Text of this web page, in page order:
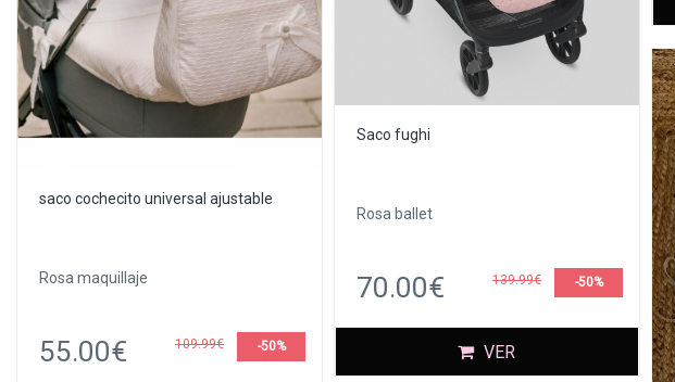
saco cochecito universal ajustable
Rosa maquillaje
55.00€ 109.99€ -50%
Saco fughi
Rosa ballet
70.00€ 139.99€ -50%
VER